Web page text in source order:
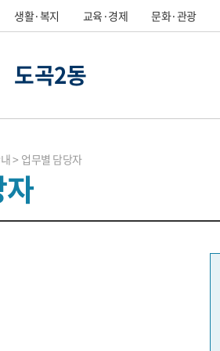
생활·복지 교육·경제 문화·관광
도곡2동
업무별 담당자